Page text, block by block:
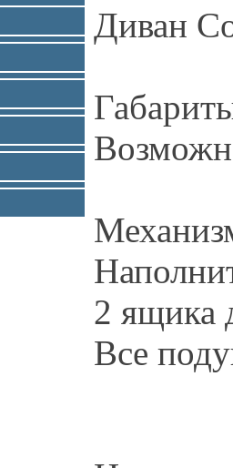
Диван
2 ящика
Все